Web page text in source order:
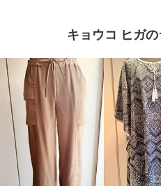
キョウコ ヒガ